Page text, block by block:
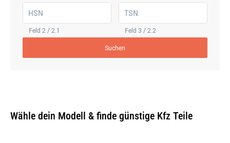
HSN
Feld 2 / 2.1
TSN
Feld 3 / 2.2
Suchen
Wähle dein Modell & finde günstige Kfz Teile